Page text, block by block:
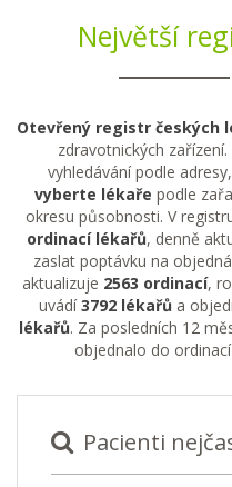
Největší
Otevřený registr českých
zdravotnických
vyhledávání podle
vyberte lékaře podle
okresu působnosti. V
ordinací lékařů, denně
zaslat poptávku na
aktualizuje 2563 ordinací,
uvádí3792 lékařů a
lékařů. Za posledních 12
objednalo do
Pacienti